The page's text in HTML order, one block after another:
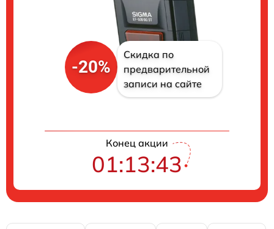
-20%
Скидка по
предварительной
записи на сайте
Конец акции
01:13:43